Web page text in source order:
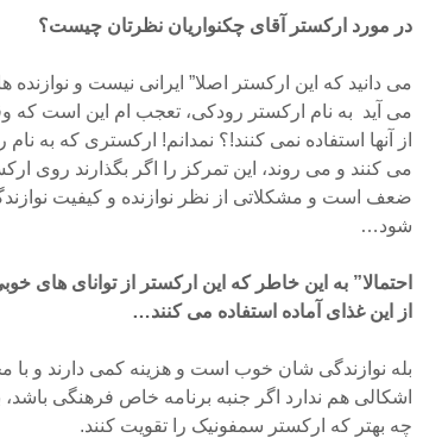
در مورد ارکستر آقای چکنواریان نظرتان چیست؟
می دانید که این ارکستر اصلا” ایرانی نیست و نوازنده
می آید به نام ارکستر رودکی، تعجب ام این است که
از آنها استفاده نمی کنند!؟ نمدانم! ارکستری که به
می کنند و می روند، این تمرکز را اگر بگذارند روی
ضعف است و مشکلاتی از نظر نوازنده و کیفیت
شود…
احتمالا” به این خاطر که این ارکستر از توانای های
از این غذای آماده استفاده می کنند…
بله نوازندگی شان خوب است و هزینه کمی دارند و با
اشکالی هم ندارد اگر جنبه برنامه خاص فرهنگی
چه بهتر که ارکستر سمفونیک را تقویت کنند.